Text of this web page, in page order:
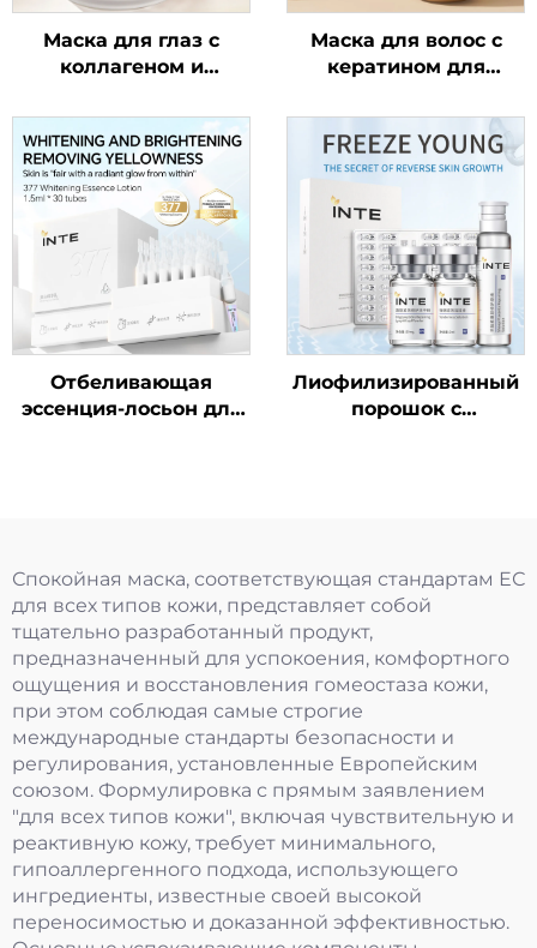
Маска для глаз с
коллагеном и
сывороткой
Маска для волос с
кератином для
Отбеливающая
эссенция-лосьон для
Лиофилизированный
порошок с
Спокойная маска, соответствующая стандартам ЕС
для всех типов кожи, представляет собой
тщательно разработанный продукт,
предназначенный для успокоения, комфортного
ощущения и восстановления гомеостаза кожи,
при этом соблюдая самые строгие
международные стандарты безопасности и
регулирования, установленные Европейским
союзом. Формулировка с прямым заявлением
"для всех типов кожи", включая чувствительную и
реактивную кожу, требует минимального,
гипоаллергенного подхода, использующего
ингредиенты, известные своей высокой
переносимостью и доказанной эффективностью.